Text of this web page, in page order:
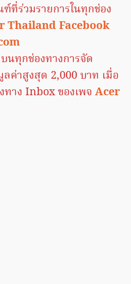
ร่วมรายการในทุกช่อง
Thailand Facebook
ทุกช่องทางการจัด
ค่าสูงสุด 2,000 บาท เมื่อ
าง Inbox ของเพจ Acer